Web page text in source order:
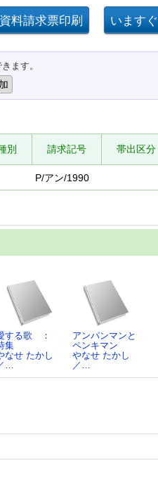
ます。
別 請求記号 帯出区分
P/アン/1990
する歌 ：
集
なせ たかし
…
アンパンマンと
ペンキマン
やなせ たかし
／…